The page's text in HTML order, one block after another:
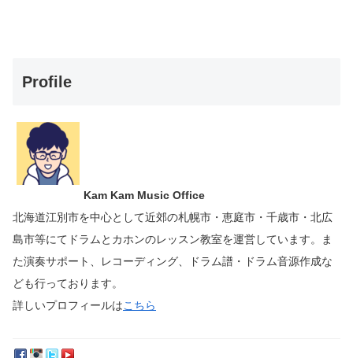
Profile
Kam Kam Music Office
北海道江別市を中心として近郊の札幌市・恵庭市・千歳市・北広
島市等にて ドラムとカホンのレッスン教室を運営しています。
ま
た演奏サポート、レコーディング、ドラム譜・ドラム音源作成な
ども行っております。
詳しいプロフィールはこちら